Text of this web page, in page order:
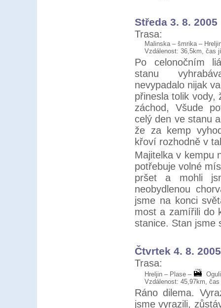
Středa 3. 8. 2005
Trasa:
Malinska – šmrika –
Vzdálenost: 36,5km, čas
Po celonočním
stanu
nevypadalo nijak
přinesla tolik vody,
záchod, Všude
celý den ve stanu
že za kemp
křoví rozhodně v
Majitelka v kempu
potřebuje volné
pršet a mohli
neobydlenou
jsme na konci
most a zamířili do
stanice. Stan jsme
Čtvrtek 4. 8. 2005
Trasa:
Hreljin – Plase –
Vzdálenost: 45,97km,
Ráno dilema.
jsme vyrazili,